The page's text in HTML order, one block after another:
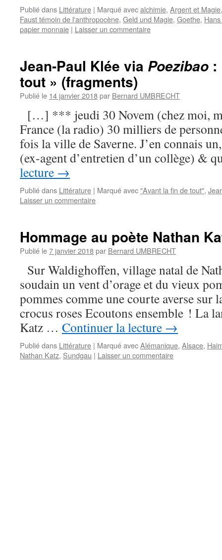
Publié dans Littérature | Marqué avecalchimie, Argent et Magie
Faust témoin de l'anthropocène, Geld und Magie, Goethe,
papier monnaie | Laisser un commentaire
Jean-Paul Klée via Poezibao :
tout » (fragments)
Publié le 14 janvier 2018par Bernard UMBRECHT
[…] *** jeudi 30 Novem (chez moi,
France (la radio) 30 milliers de
fois la ville de Saverne. J’en connais
(ex-agent d’entretien d’un collège) &
lecture →
Publié dans Littérature | Marqué avec"Avant la fin de tout",
Laisser un commentaire
Hommage au poète Nathan
Publié le7 janvier 2018par Bernard UMBRECHT
Sur Waldighoffen, village natal de
soudain un vent d’orage et du vieux
pommes comme une courte averse sur
crocus roses Ecoutons ensemble ! La
Katz … Continuer la lecture →
Publié dans Littérature | Marqué avecAlémanique, Alsace,
Nathan Katz, Sundgau | Laisser un commentaire